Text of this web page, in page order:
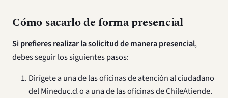
Cómo sacarlo de forma presencial
Si prefieres realizar la solicitud de manera presencial,
debes seguir los siguientes pasos:
Dirígete a una de las oficinas de atención al ciudadano
del Mineduc.cl o a una de las oficinas de ChileAtiende.